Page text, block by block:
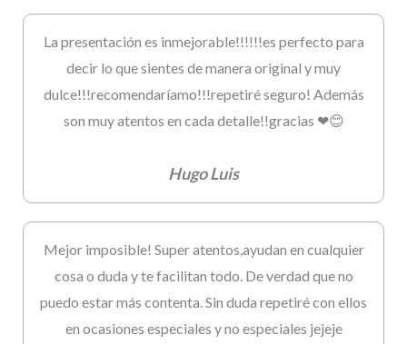
La presentación es inmejorable!!!!!!es perfecto para
decir lo que sientes de manera original y muy
dulce!!!recomendaríamo!!!repetiré seguro! Además
son muy atentos en cada detalle!!gracias ❤😊
Hugo Luis
Mejor imposible! Super atentos,ayudan en cualquier
cosa o duda y te facilitan todo. De verdad que no
puedo estar más contenta. Sin duda repetiré con ellos
en ocasiones especiales y no especiales jejeje